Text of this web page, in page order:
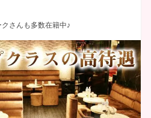
さんも多数在籍中♪